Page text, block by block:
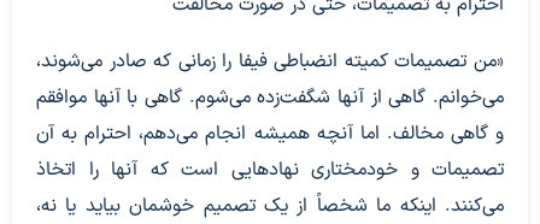
«من تصمیمات کمیته انضباطی فیفا را زمانی که صادر می‌شوند،
می‌خوانم. گاهی از آنها شگفت‌زده می‌شوم. گاهی با آنها موافقم
و گاهی مخالف. اما آنچه همیشه انجام می‌دهم، احترام به آن
تصمیمات و خودمختاری نهادهایی است که آنها را اتخاذ
می‌کنند. اینکه ما شخصاً از یک تصمیم خوشمان بیاید یا نه،